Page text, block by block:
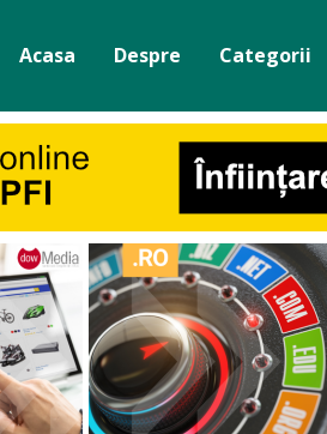
Acasa Despre Categorii